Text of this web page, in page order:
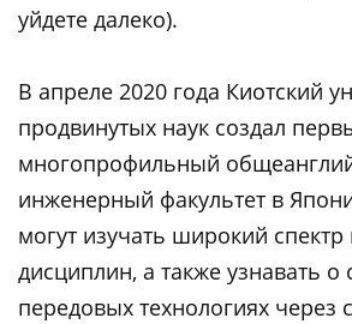
уйдете далеко).
В апреле 2020 года Киотский
продвинутых наук создал
многопрофильный
инженерный факультет в
могут изучать широкий
дисциплин, а также узнавать о
передовых технологиях через